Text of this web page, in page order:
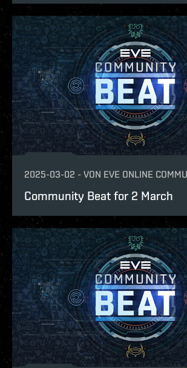
2025-03-02 - VON EVE ONLINE
Community Beat for 2 March